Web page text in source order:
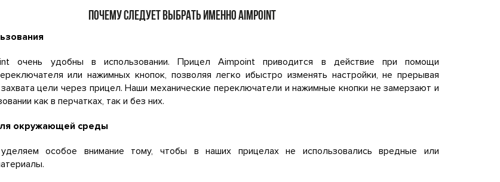
ПОЧЕМУ СЛЕДУЕТ ВЫБРАТЬ ИМЕННО AIMPOINT
очень удобны в использовании. Прицел Aimpoint приводится в действие при помощи
или нажимных кнопок, позволяя легко ибыстро изменять настройки, не прерывая
цели через прицел. Наши механические переключатели и нажимные кнопки не замерзают и
как в перчатках, так и без них.
окружающей среды
особое внимание тому, чтобы в наших прицелах не использовались вредные или